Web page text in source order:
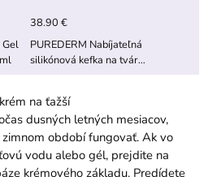
Gel
38.90 €
PUREDERM Nabíjateľná
silikónová kefka na tvár
na ťažší
dusných letných mesiacov,
období fungovať. Ak vo
vodu alebo gél, prejdite na
krémového základu. Predídete